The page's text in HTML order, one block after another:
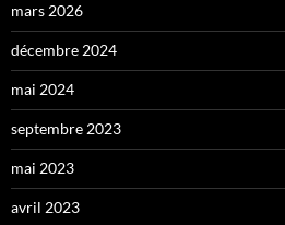
mars 2026
décembre 2024
mai 2024
septembre 2023
mai 2023
avril 2023